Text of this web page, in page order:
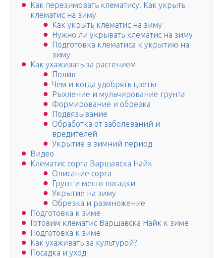
Как перезимовать клематису. Как укрыть
клематис на зиму
Как укрыть клематис на зиму
Нужно ли укрывать клематис на зиму
Подготовка клематиса к укрытию на
зиму
Как ухаживать за растением
Полив
Чем и когда удобрять цветы
Рыхление и мульчирование грунта
Формирование и обрезка
Подвязывание
Обработка от заболеваний и
вредителей
Укрытие в зимний период
Видео
Клематис сорта Варшавска Найк
Описание сорта
Грунт и место посадки
Укрытие на зиму
Обрезка и размножение
Подготовка к зиме
Готовим клематис Варшавска Найк к зиме
Подготовка к зиме
Как ухаживать за культурой?
Посадка и уход